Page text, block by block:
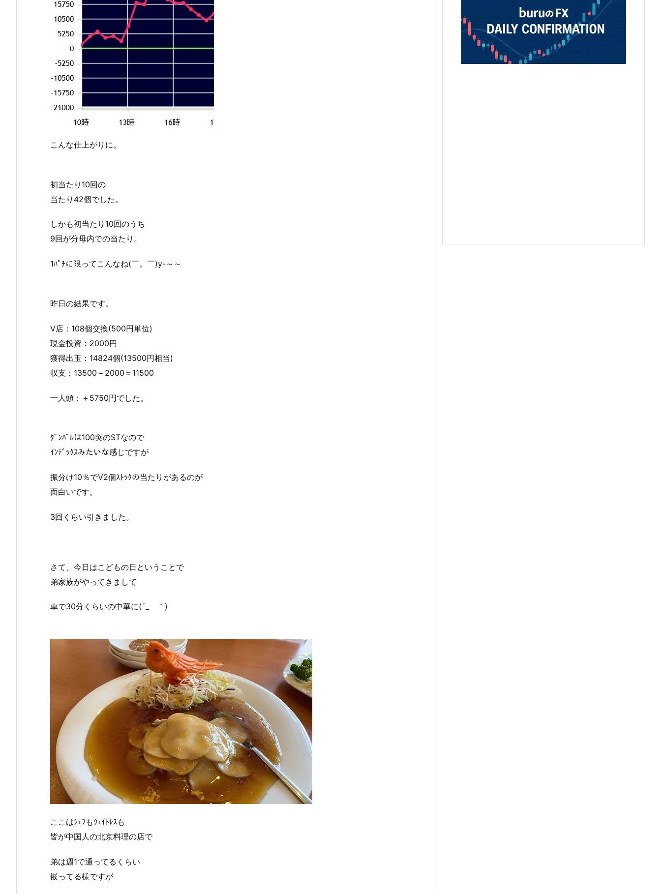
こんな仕上がりに。
初当たり10回の
当たり42個でした。
しかも初当たり10回のうち
9回が分母内での当たり。
1ﾊﾟﾁに限ってこんなね(￣。￣)y-～～
昨日の結果です。
V店：108個交換(500円単位)
現金投資：2000円
獲得出玉：14824個(13500円相当)
収支：13500－2000＝11500
一人頭：＋5750円でした。
ﾀﾞﾝﾊﾞﾙは100突のSTなので
ｲﾝﾃﾞｯｸｽみたいな感じですが
振分け10％でV2個ｽﾄｯｸの当たりがあるのが
面白いです。
3回くらい引きました。
さて、今日はこどもの日ということで
弟家族がやってきまして
車で30分くらいの中華に(´_ゝ｀)
ここはｼｪﾌもｳｪｲﾄﾚｽも
皆が中国人の北京料理の店で
弟は週1で通ってるくらい
嵌ってる様ですが